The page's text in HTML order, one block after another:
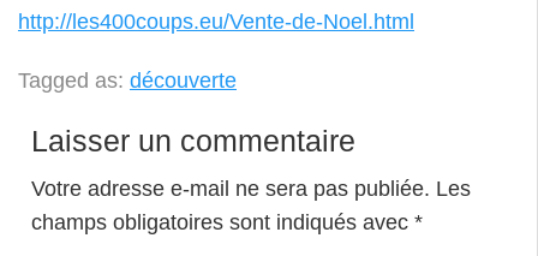
http://les400coups.eu/Vente-de-Noel.html
Tagged as: découverte
Laisser un commentaire
Votre adresse e-mail ne sera pas publiée. Les
champs obligatoires sont indiqués avec *